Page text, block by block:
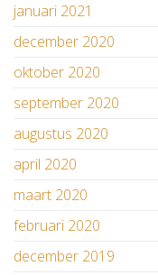
januari 2021
december 2020
oktober 2020
september 2020
augustus 2020
april 2020
maart 2020
februari 2020
december 2019